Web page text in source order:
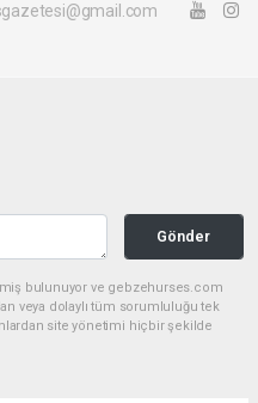
Gönder
bulunuyor ve gebzehurses.com
veya dolaylı tüm sorumluluğu tek
site yönetimi hiçbir şekilde